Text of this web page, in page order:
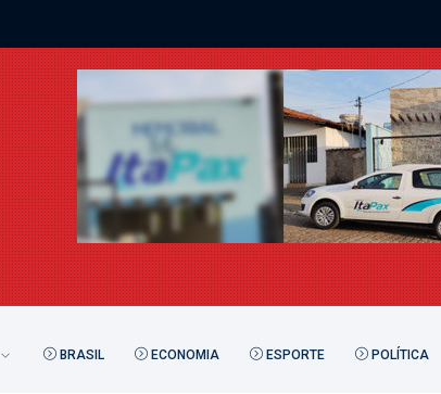
BRASIL ECONOMIA ESPORTE POLÍTICA